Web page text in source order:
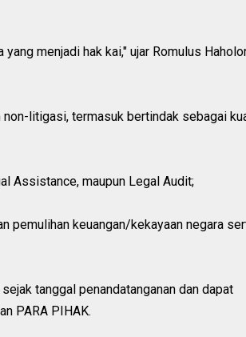
menjadi hak kai," ujar Romulus
litigasi, termasuk bertindak sebagai
Assistance, maupun Legal Audit;
pemulihan keuangan/kekayaan negara
tanggal penandatanganan dan dapat
PARA PIHAK.